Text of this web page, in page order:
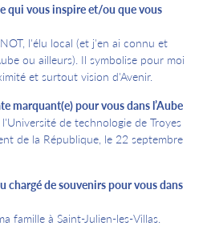
qui vous inspire et/ou que vous
l'élu local (et j'en ai connu et
ou ailleurs). Il symbolise pour moi
et surtout vision d'Avenir.
marquant(e) pour vous dans l’Aube
de technologie de Troyes
de la République, le 22 septembre
chargé de souvenirs pour vous dans
famille à Saint-Julien-les-Villas.